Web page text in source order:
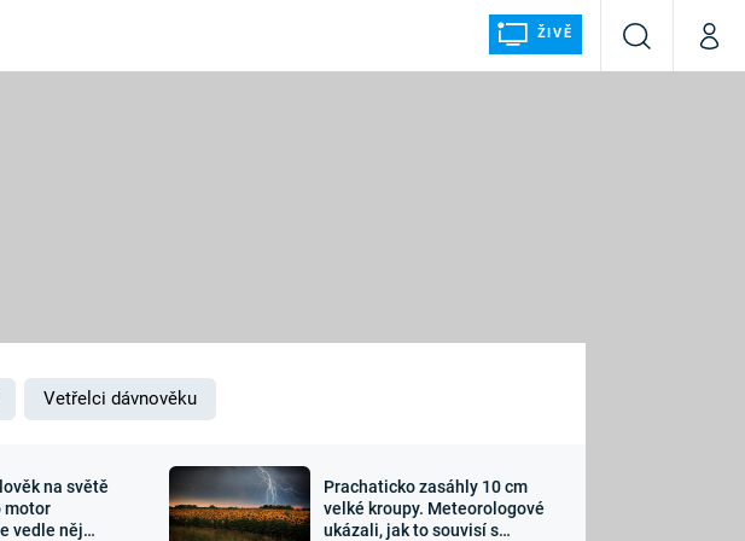
ŽIVĚ
VyhledáváníMůj
Zajímavosti Sledujte nás
Vetřelci dávnověku
na světě
motor
vedle něj
Prachaticko zasáhly 10 cm
velké kroupy. Meteorologové
ukázali, jak to souvisí s